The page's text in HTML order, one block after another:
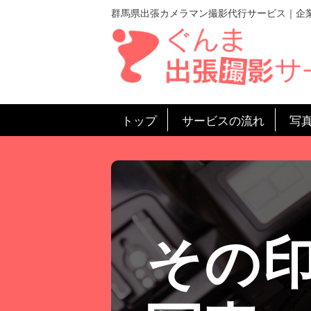
群馬県出張カメラマン撮影代行サービス｜企
トップ サービスの流れ 写
その